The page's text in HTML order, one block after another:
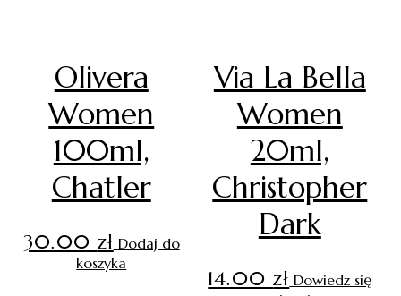
Olivera
Women
100ml,
Chatler
30.00 zł Dodaj do
koszyka
Via La Bella
Women
20ml,
Christopher
Dark
14.00zł Dowiedz się